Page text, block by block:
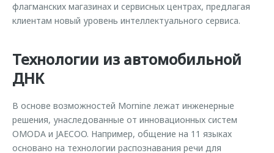
флагманских магазинах и сервисных центрах, предлагая
клиентам новый уровень интеллектуального сервиса.
Технологии из автомобильной
ДНК
В основе возможностей Mornine лежат инженерные
решения, унаследованные от инновационных систем
OMODA и JAECOO. Например, общение на 11 языках
основано на технологии распознавания речи для